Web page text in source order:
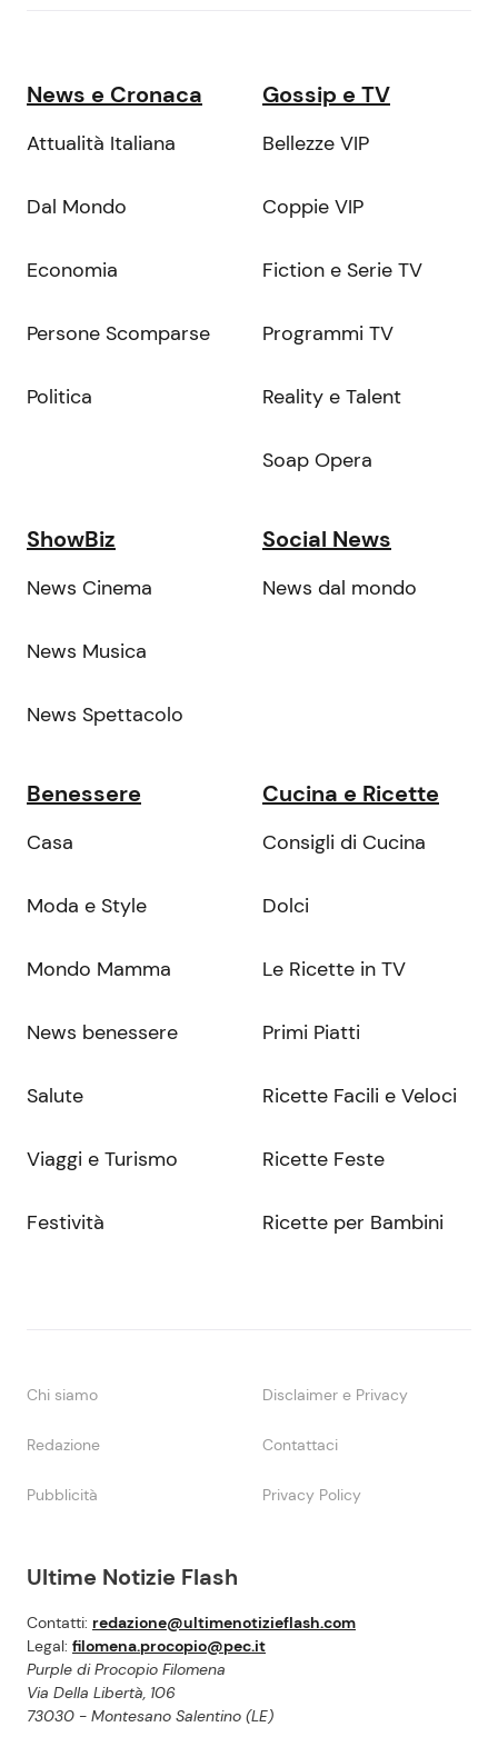
Ultime Notizie Flash
Contatti: redazione@ultimenotizieflash.com
Legal: filomena.procopio@pec.it
Purple di Procopio Filomena
Via Della Libertà, 106
73030 - Montesano Salentino (LE)
News e Cronaca
Attualità Italiana
Dal Mondo
Economia
Persone Scomparse
Politica
Gossip e TV
Bellezze VIP
Coppie VIP
Fiction e Serie TV
Programmi TV
Reality e Talent
Soap Opera
ShowBiz
News Cinema
News Musica
News Spettacolo
Social News
News dal mondo
Benessere
Casa
Moda e Style
Mondo Mamma
News benessere
Salute
Viaggi e Turismo
Festività
Cucina e Ricette
Consigli di Cucina
Dolci
Le Ricette in TV
Primi Piatti
Ricette Facili e Veloci
Ricette Feste
Ricette per Bambini
Chi siamo Disclaimer e Privacy
Redazione Contattaci
Pubblicità Privacy Policy